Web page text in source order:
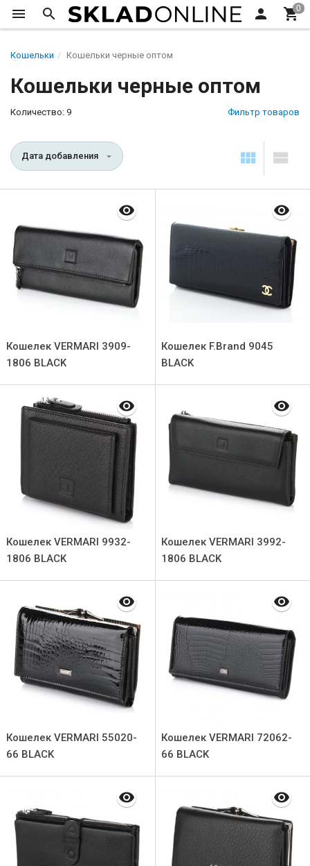
Кошельки Кошельки черные оптом
Кошельки черные оптом
Количество: 9 Фильтр товаров
Дата добавления
Кошелек VERMARI 3909-
1806 BLACK
Кошелек F.Brand 9045
ВLACK
Кошелек VERMARI 9932-
1806 BLACK
Кошелек VERMARI 3992-
1806 BLACK
Кошелек VERMARI 55020-
66 BLACK
Кошелек VERMARI 72062-
66 BLACK